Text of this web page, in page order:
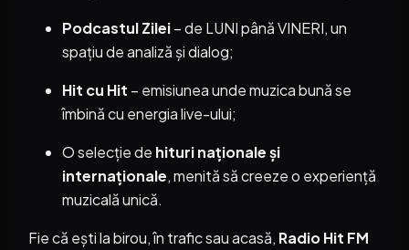
Podcastul Zilei– de LUNI până VINERI, un
spațiu de analiză și dialog;
Hit cu Hit – emisiunea unde muzica bună se
îmbină cu energia live-ului;
O selecție de hituri naționale și
internaționale, menită să creeze o experiență
muzicală unică.
Fie că ești la birou, în trafic sau acasă, Radio Hit FM